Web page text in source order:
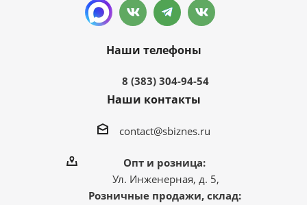
Наши телефоны
8 (383) 304-94-54
Наши контакты
contact@sbiznes.ru
Опт и розница:
Ул. Инженерная, д. 5,
Розничные продажи, склад: